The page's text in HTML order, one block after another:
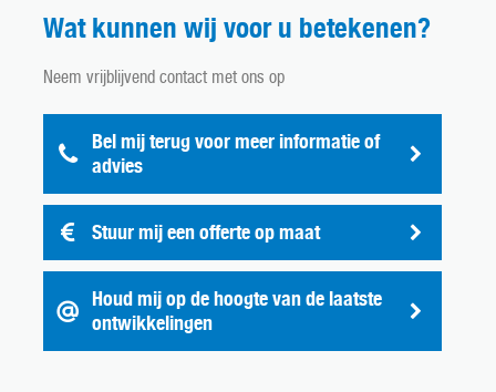
Wat kunnen wij voor u betekenen?
Neem vrijblijvend contact met ons op
Bel mij terug voor meer informatie of
advies
Stuur mij een offerte op maat
Houd mij op de hoogte van de laatste
ontwikkelingen